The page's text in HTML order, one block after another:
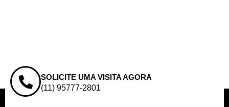
SOLICITE UMA VISITA AGORA
(11) 95777-2801